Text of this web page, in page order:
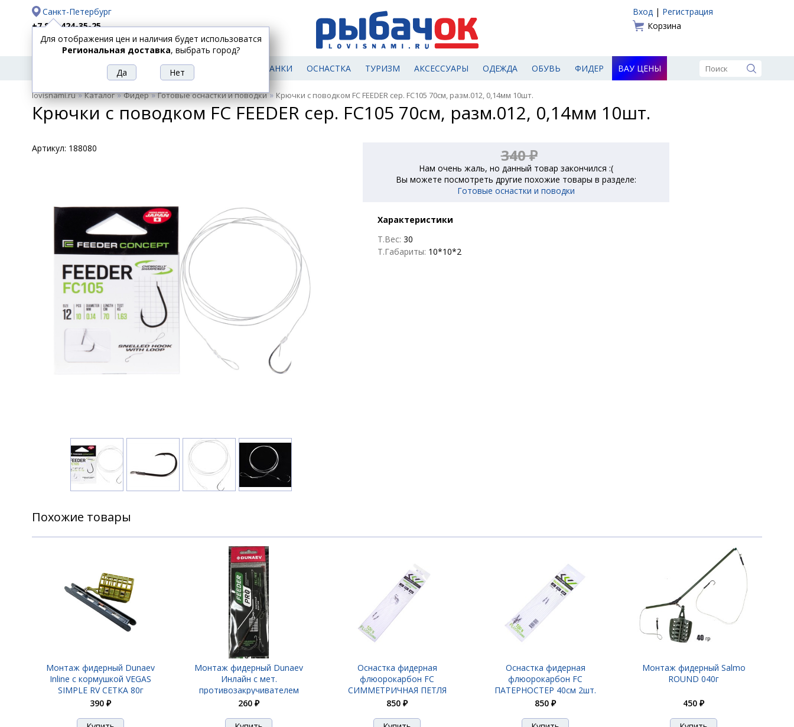
Санкт-Петербург
+7 812 424-35-25
Доставка
Оплата
Вход | Регистрация
Корзина
Для отображения цен и наличия будет использоватся
Региональная доставка, выбрать город?
РЫБОЛОВНЫЕ
ТОВАРЫ
СПИННИНГИ КАТУШКИ ПРИМАНКИ ОСНАСТКА ТУРИЗМ АКСЕССУАРЫ ОДЕЖДА ОБУВЬ ФИДЕР ВАУ ЦЕНЫ
lovisnami.ru»Каталог»Фидер»Готовые оснастки и поводки» Крючки с поводком FC FEEDER сер. FC105 70см, разм.012, 0,14мм 10шт.
Крючки с поводком FC FEEDER сер. FC105 70см, разм.012, 0,14мм 10шт.
Артикул: 188080 340 ₽
Нам очень жаль, но данный товар закончился :(
Вы можете посмотреть другие похожие товары в разделе:
Готовые оснастки и поводки
Характеристики
Т.Вес: 30
Т.Габариты: 10*10*2
Похожие товары
Монтаж фидерный Dunaev
Inline c кормушкой VEGAS
SIMPLE RV СЕТКА 80г
390 ₽
Монтаж фидерный Dunaev
Инлайн с мет.
противозакручивателем
260 ₽
Оснастка фидерная
флюорокарбон FC
СИММЕТРИЧНАЯ ПЕТЛЯ
40см 2шт.
850 ₽
Оснастка фидерная
флюорокарбон FC
ПАТЕРНОСТЕР 40см 2шт.
850 ₽
Монтаж фидерный Salmo
ROUND 040г
450 ₽